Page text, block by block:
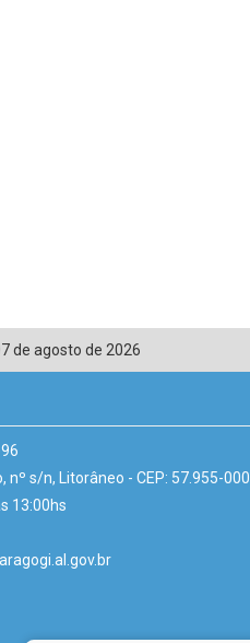
de agosto de 2026
nº s/n, Litorâneo - CEP: 57.955-000
13:00hs